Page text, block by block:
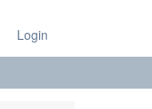
Login